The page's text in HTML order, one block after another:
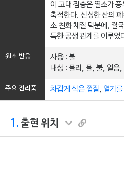
이 고대 짐승은 열소가
축적한다. 신성한 산의
소 친화 체질 덕분에, 결
특한 공생 관계를 이루었
원소 반응
사용 : 불
내성 : 물리, 물, 불, 얼음
주요 전리품 차갑게 식은 껍질, 열기
1. 출현 위치